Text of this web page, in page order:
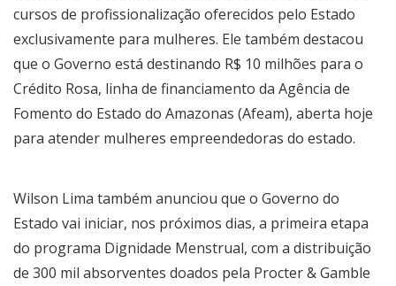
cursos de profissionalização oferecidos pelo Estado
exclusivamente para mulheres. Ele também destacou
que o Governo está destinando R$ 10 milhões para o
Crédito Rosa, linha de financiamento da Agência de
Fomento do Estado do Amazonas (Afeam), aberta hoje
para atender mulheres empreendedoras do estado.
Wilson Lima também anunciou que o Governo do
Estado vai iniciar, nos próximos dias, a primeira etapa
do programa Dignidade Menstrual, com a distribuição
de 300 mil absorventes doados pela Procter & Gamble